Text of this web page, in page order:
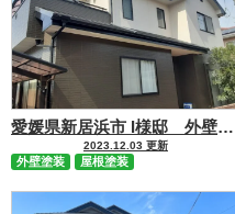
愛媛県新居浜市 I様邸 外壁塗装屋根塗装工事 施行事例
2023.12.03 更新
外壁塗装 屋根塗装